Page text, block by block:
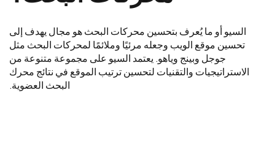
السيو أو ما يُعرف بتحسين محركات البحث هو مجال يهدف إلى
تحسين موقع الويب وجعله مرئيًا وملائمًا لمحركات البحث مثل
جوجل وبينج وياهو. يعتمد السيو على مجموعة متنوعة من
الاستراتيجيات والتقنيات لتحسين ترتيب الموقع في نتائج محرك
البحث العضوية.